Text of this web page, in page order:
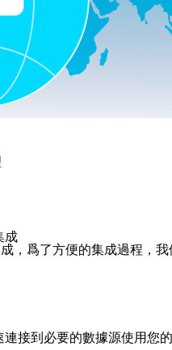
成
，爲了方便的集成過程，
接到必要的數據源使用您